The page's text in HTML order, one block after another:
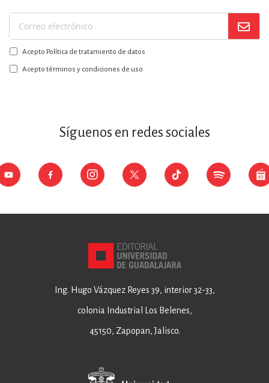
Suscríbase
a
nuestro
boletín:
Acepto Política de tratamiento de datos
Acepto términos y condiciones de uso
Síguenos en redes sociales
Ing. Hugo Vázquez Reyes 39, interior 32-33,
colonia Industrial Los Belenes,
45150, Zapopan, Jalisco.